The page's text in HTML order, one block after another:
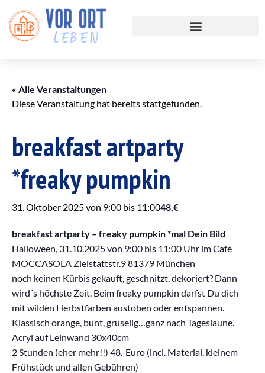
« Alle Veranstaltungen
Diese Veranstaltung hat bereits stattgefunden.
breakfast artparty
*freaky pumpkin
31. Oktober 2025 von 9:00 bis 11:0048,€
breakfast artparty – freaky pumpkin*mal Dein Bild
Halloween, 31.10.2025 von 9:00 bis 11:00 Uhr im Café
MOCCASOLA Zielstattstr.9 81379 München
noch keinen Kürbis gekauft, geschnitzt, dekoriert? Dann
wird´s höchste Zeit. Beim freaky pumpkin darfst Du dich
mit wilden Herbstfarben austoben oder entspannen.
Klassisch orange, bunt, gruselig…ganz nach Tageslaune.
Acryl auf Leinwand 30x40cm
2 Stunden (eher mehr!!) 48.-Euro (incl. Material, kleinem
Frühstück und allen Gebühren)